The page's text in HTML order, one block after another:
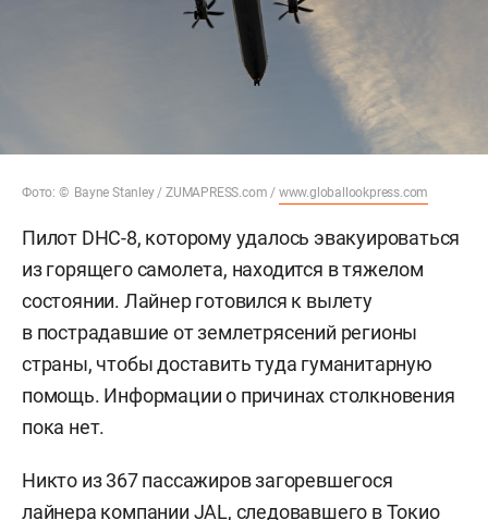
Фото: © Bayne Stanley / ZUMAPRESS.com / www.globallookpress.com
Пилот DHC-8, которому удалось эвакуироваться
из горящего самолета, находится в тяжелом
состоянии. Лайнер готовился к вылету
в пострадавшие от землетрясений регионы
страны, чтобы доставить туда гуманитарную
помощь. Информации о причинах столкновения
пока нет.
Никто из 367 пассажиров загоревшегося
лайнера компании JAL, следовавшего в Токио